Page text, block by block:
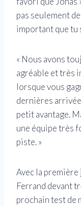
pas seulement
important que tu
« Nous avons
agréable et très
lorsque vous
dernières
petit avantage.
une équipe très
piste. »
Avec la
Ferrand devant
prochain test de